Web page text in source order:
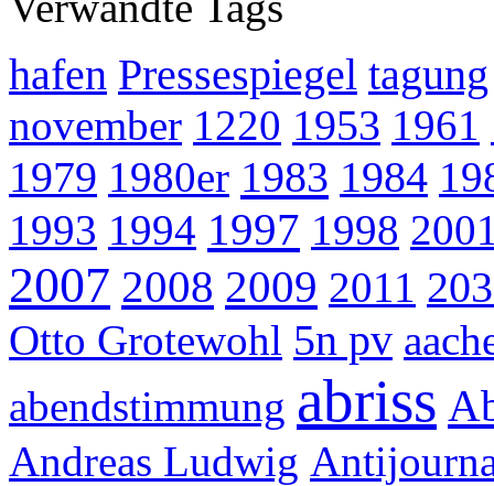
hafen Pressespiegel tagung
november 1220 1953 1961
1979 1980er 1983 1984
1993 1994 1997 1998
2007 2008 2009 2011
Otto Grotewohl 5n pv
abendstimmung abriss
Andreas Ludwig